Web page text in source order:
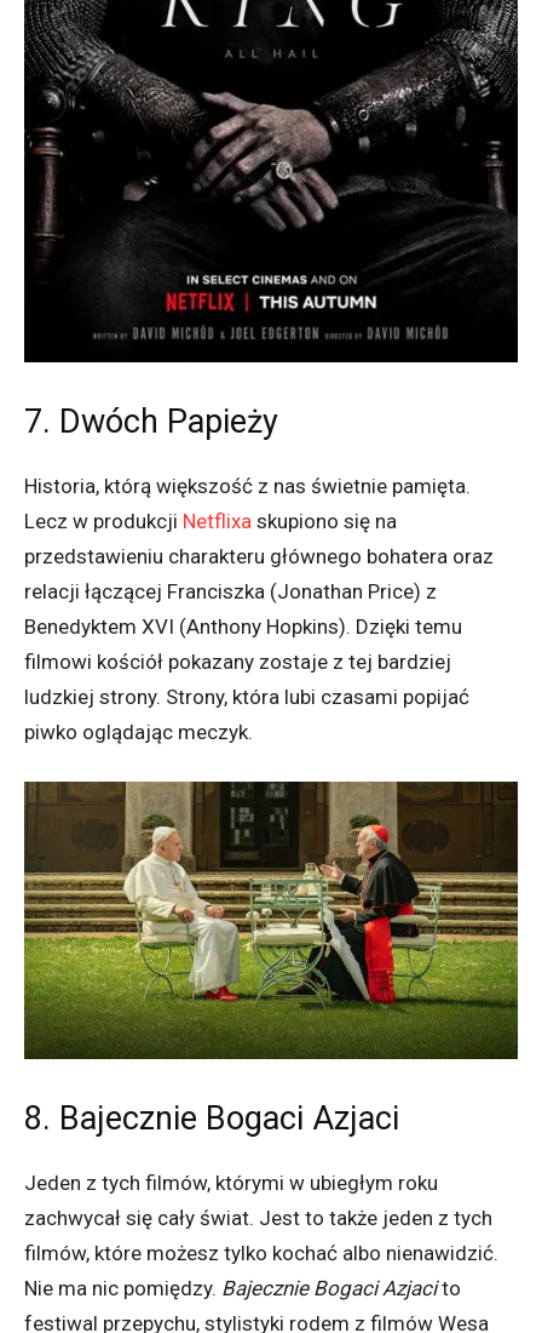
7. Dwóch Papieży
Historia, którą większość z nas świetnie pamięta.
Lecz w produkcji Netflixa skupiono się na
przedstawieniu charakteru głównego bohatera oraz
relacji łączącej Franciszka (Jonathan Price) z
Benedyktem XVI (Anthony Hopkins). Dzięki temu
filmowi kościół pokazany zostaje z tej bardziej
ludzkiej strony. Strony, która lubi czasami popijać
piwko oglądając meczyk.
8. Bajecznie Bogaci Azjaci
Jeden z tych filmów, którymi w ubiegłym roku
zachwycał się cały świat. Jest to także jeden z tych
filmów, które możesz tylko kochać albo nienawidzić.
Nie ma nic pomiędzy. Bajecznie Bogaci Azjacito
festiwal przepychu, stylistyki rodem z filmów Wesa